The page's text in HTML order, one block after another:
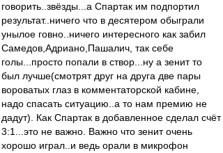
говорить..звёзды...а Спартак им подпортил
результат..ничего что в десятером обыграли
унылое говно..ничего интересного как забил
Самедов,Адриано,Пашалич, так себе
голы...просто попали в створ...ну а зенит то
был лучше(смотрят друг на друга две пары
вороватых глаз в комментаторской кабине,
надо спасать ситуацию..а то нам премию не
дадут). Как Спартак в добавленное сделал счёт
3:1...это не важно. Важно что зенит очень
хорошо играл..и ведь орали в микрофон